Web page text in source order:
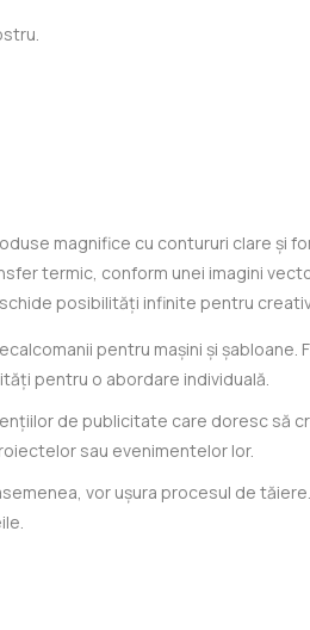
magnifice cu contururi clare și
termic, conform unei imagini
posibilități infinite pentru
pentru mașini și șabloane.
pentru o abordare individuală.
de publicitate care doresc să
sau evenimentelor lor.
vor ușura procesul de